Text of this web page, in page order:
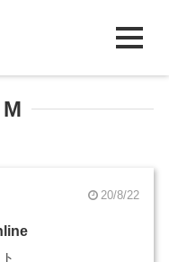
20/8/22